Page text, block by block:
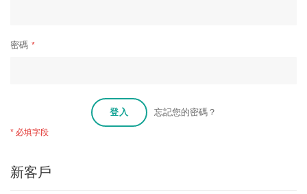
密碼
登入 忘記您的密碼？
新客戶